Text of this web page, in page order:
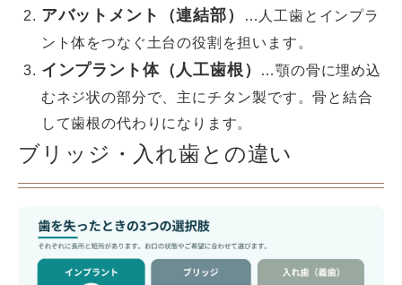
アバットメント（連結部）
…人工歯とインプラ
ント体をつなぐ土台の役割を担います。
インプラント体（人工歯根）
…顎の骨に埋め込
むネジ状の部分で、主にチタン製です。骨と結合
して歯根の代わりになります。
ブリッジ・入れ歯との違い